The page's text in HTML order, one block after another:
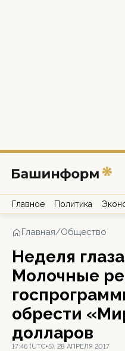
Главное Политика
Главная/Общество
Неделя
Молочные
обрести
долларов
17:46 (UTC+5), 28 АПРЕЛЯ 2017